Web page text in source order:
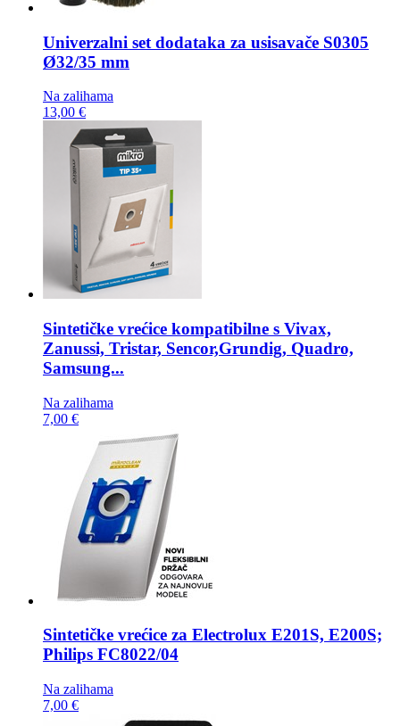
Univerzalni set dodataka za usisavače S0305
Ø32/35 mm
Na zalihama
13,00 €
Sintetičke vrećice kompatibilne s Vivax,
Zanussi, Tristar, Sencor,Grundig, Quadro,
Samsung...
Na zalihama
7,00 €
Sintetičke vrećice za Electrolux E201S, E200S;
Philips FC8022/04
Na zalihama
7,00 €